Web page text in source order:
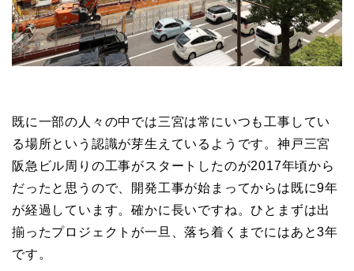
既に一部の人々の中では三宮は常にいつも工事してい
る場所という認識が芽生えているようです。神戸三宮
阪急ビル周りの工事がスタートしたのが2017年頃から
だったと思うので、開発工事が始まってからは既に9年
が経過しています。確かに長いですね。ひとまずは出
揃ったプロジェクトが一旦、落ち着くまでにはあと3年
です。